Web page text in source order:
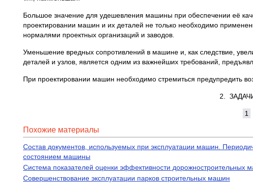
Большое значение для удешевления машины при обеспечении её
проектировании машин и их деталей не только необходимо
нормалями проектных организаций и заводов.
Уменьшение вредных сопротивлений в машине и, как следствие,
деталей и узлов, является одним из важнейших требований,
При проектировании машин необходимо стремиться предупредить
2.
1
Похожие материалы
Состав документов, используемых при эксплуатации машин.
состоянием машины
Система показателей оценки эффективности дорожностроительных
Совершенствование эксплуатации парков строительных машин